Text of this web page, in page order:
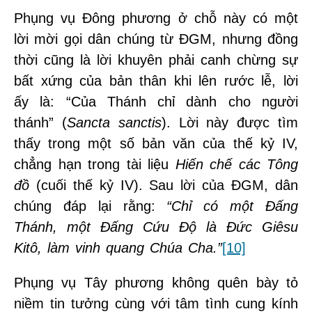
Phụng vụ Đông phương ở chỗ này có một
lời mời gọi dân chúng từ ĐGM, nhưng đồng
thời cũng là lời khuyên phải canh chừng sự
bất xứng của bản thân khi lên rước lễ, lời
ấy là: “Của Thánh chỉ dành cho người
thánh” (Sancta sanctis). Lời này được tìm
thấy trong một số bản văn của thế kỷ IV,
chẳng hạn trong tài liệu Hiến chế các Tông
đồ (cuối thế kỷ IV). Sau lời của ĐGM, dân
chúng đáp lại rằng: “Chỉ có một Đấng
Thánh, một Đấng Cứu Độ là Đức Giêsu
Kitô, làm vinh quang Chúa Cha.”[10]
Phụng vụ Tây phương không quên bày tỏ
niềm tin tưởng cùng với tâm tình cung kính